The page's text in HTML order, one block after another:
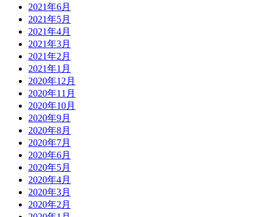
2021年6月
2021年5月
2021年4月
2021年3月
2021年2月
2021年1月
2020年12月
2020年11月
2020年10月
2020年9月
2020年8月
2020年7月
2020年6月
2020年5月
2020年4月
2020年3月
2020年2月